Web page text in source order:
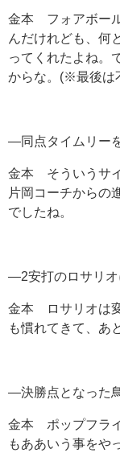
金本 フォアボー
んだけれども、何
ってくれたよね。
からな。(※最後は
―同点タイムリー
金本 そういうサ
片岡コーチからの
でしたね。
―2安打のロサリオ
金本 ロサリオは
も慣れてきて、あ
―決勝点となった
金本 ポップフラ
もああいう事をや